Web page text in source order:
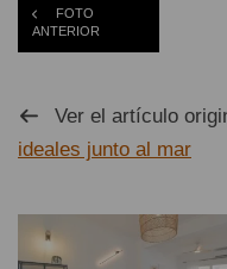
FOTO
ANTERIOR
Ver el artículo
ideales junto al mar